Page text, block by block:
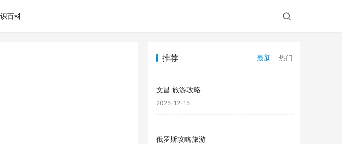
百科
推荐 最新 热门
文昌 旅游攻略
2025-12-15
俄罗斯攻略旅游